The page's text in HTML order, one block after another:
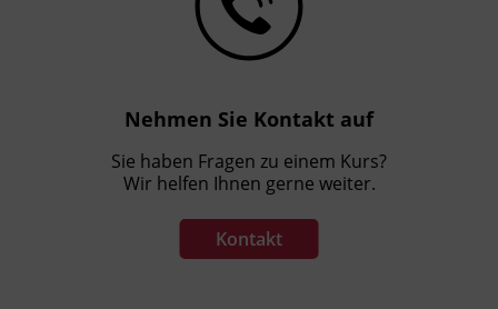
Nehmen Sie Kontakt auf
Sie haben Fragen zu einem Kurs?
Wir helfen Ihnen gerne weiter.
Kontakt